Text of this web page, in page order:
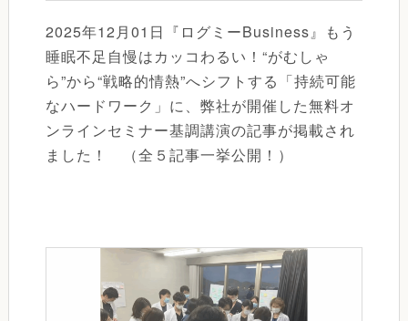
2025年12月01日『ログミーBusiness』もう
睡眠不足自慢はカッコわるい！“がむしゃ
ら”から“戦略的情熱”へシフトする「持続可能
なハードワーク」に、弊社が開催した無料オ
ンラインセミナー基調講演の記事が掲載され
ました！ （全５記事一挙公開！）